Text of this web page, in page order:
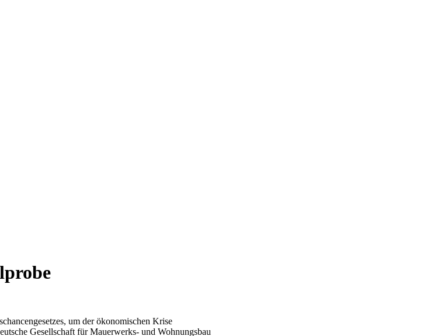
um der ökonomischen Krise
Gesellschaft für Mauerwerks- und Wohnungsbau